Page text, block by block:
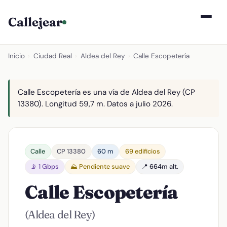
Callejear
Inicio Ciudad Real Aldea del Rey Calle Escopetería
Calle Escopetería es una vía de Aldea del Rey (CP
13380). Longitud 59,7 m. Datos a julio 2026.
Calle CP 13380 60 m
69 edificios
📡 1 Gbps
⛰️ Pendiente suave 📍 664m alt.
Calle Escopetería
(Aldea del Rey)